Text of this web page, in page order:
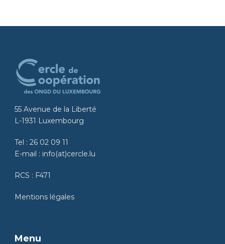
55 Avenue de la Liberté
L-1931 Luxembourg
Tel : 26 02 09 11
E-mail : info(at)cercle.lu
RCS : F471
Mentions légales
Menu